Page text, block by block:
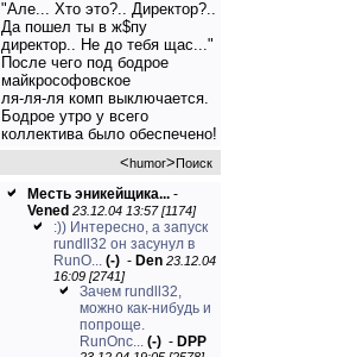
"Але... Хто это?.. Директор?..
Да пошел ты в ж$пу
директор.. Hе до тебя щас..."
После чего под бодрое
майкрософовское
ля-ля-ля комп выключается.
Бодрое утро у всего
коллектива было обеспечено!
<humor>Поиск
Месть эникейщика... -
Vened 23.12.04 13:57 [1174]
:)) Интересно, а запуск
rundll32 он засунул в
RunO... (-) - Den 23.12.04
16:09 [2741]
Зачем rundll32,
можно как-нибудь и
попроще.
RunOnc... (-) - DPP